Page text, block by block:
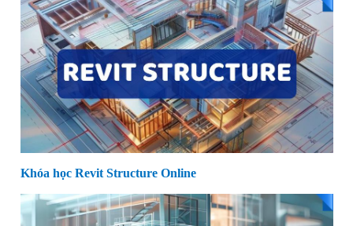
Khóa học Revit Structure Online